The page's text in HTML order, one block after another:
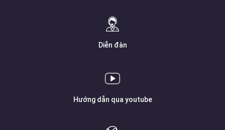
Diễn đàn
Hướng dẫn qua youtube